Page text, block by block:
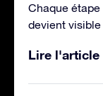
Chaque
devient
Lire l'article